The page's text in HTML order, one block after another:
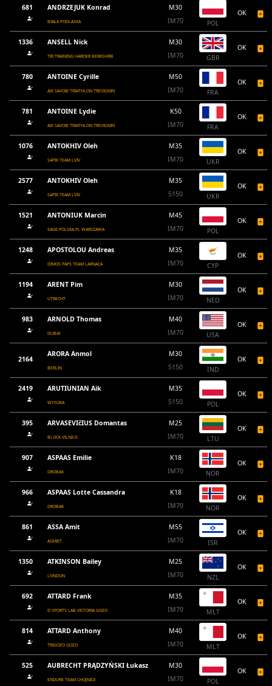
681 ANDRZEJUK Konrad
BIAŁA PODLASKA
M30
IM70
POL
OK
1336 ANSELL Nick
TRI TRAINING HARDER BERKSHIRE
M30
IM70
GBR
OK
780 ANTOINE Cyrille
AIX SAVOIE TRIATHLON TREVIGNIN
M50
IM70
FRA
OK
781 ANTOINE Lydie
AIX SAVOIE TRIATHLON TREVIGNIN
K50
IM70
FRA
OK
1076 ANTOKHIV Oleh
SAPIK TEAM LVIV
M35
IM70
UKR
OK
2577 ANTOKHIV Oleh
SAPIK TEAM LVIV
M35
5150
UKR
OK
1521 ANTONIUK Marcin
SAGE-POLSKA.PL WARSZAWA
M45
IM70
POL
OK
1248 APOSTOLOU Andreas
DIMOS PAPS TEAM LARNACA
M35
IM70
CYP
OK
1194 ARENT Pim
UTRECHT
M30
IM70
NED
OK
983 ARNOLD Thomas
DUBAI
M40
IM70
USA
OK
2164
ARORA Anmol
BERLIN
M30
5150
IND
OK
2419 ARUTIUNIAN Aik
WYSOKA
M35
5150
POL
OK
395 ARVASEVIčIUS Domantas
BLOCK VILNIUS
M25
IM70
LTU
OK
907 ASPAAS Emilie
DROBAK
K18
IM70
NOR
OK
966 ASPAAS Lotte Cassandra
DROBAK
K18
IM70
NOR
OK
861 ASSA Amit
ASERET
M55
IM70
ISR
OK
1350 ATKINSON Bailey
LONDON
M25
IM70
NZL
OK
692 ATTARD Frank
D SPORTS LAB VICTORIA GOZO
M35
IM70
MLT
OK
814 ATTARD Anthony
TRIGOZO GOZO
M40
IM70
MLT
OK
525 AUBRECHT PRĄDZYŃSKI Łukasz
ENDURE TEAM CHOJNICE
M30
IM70
POL
OK